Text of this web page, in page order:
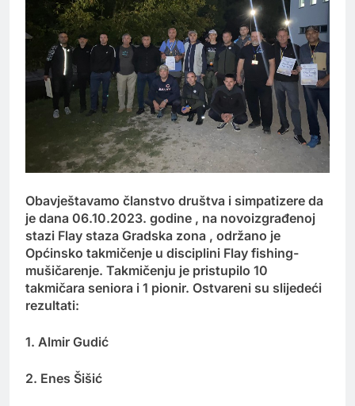
Obavještavamo članstvo društva i simpatizere da
je dana 06.10.2023. godine , na novoizgrađenoj
stazi Flay staza Gradska zona , održano je
Općinsko takmičenje u disciplini Flay fishing-
mušičarenje. Takmičenju je pristupilo 10
takmičara seniora i 1 pionir. Ostvareni su slijedeći
rezultati:
1. Almir Gudić
2. Enes Šišić